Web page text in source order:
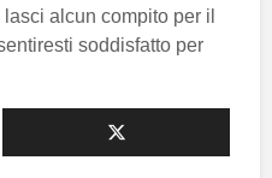
alcun compito per il
soddisfatto per